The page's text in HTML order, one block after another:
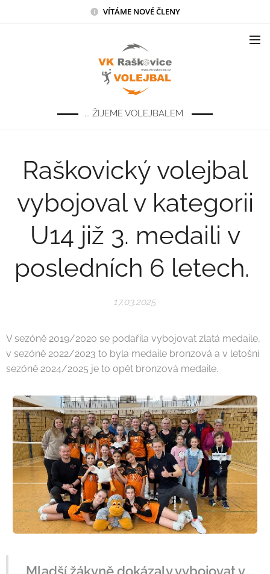
VÍTÁME NOVÉ ČLENY
... ŽIJEME VOLEJBALEM
Raškovický volejbal
vybojoval v kategorii
U14 již 3. medaili v
posledních 6 letech.
17.03.2025
V sezóně 2019/2020 se podařila vybojovat zlatá medaile,
v sezóně 2022/2023 to byla medaile bronzová a v letošní
sezóně 2024/2025 je to opět bronzová medaile.
Mladší žákyně dokázaly vybojovat v